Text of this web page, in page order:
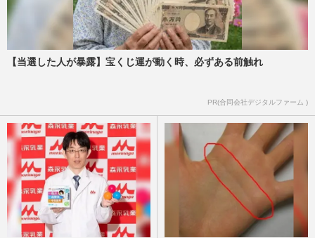
【当選した人が暴露】宝くじ運が動く時、必ずある前触れ
PR(合同会社デジタルファーム )